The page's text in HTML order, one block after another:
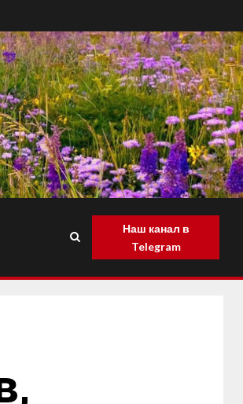
Наш канал в
Telegram